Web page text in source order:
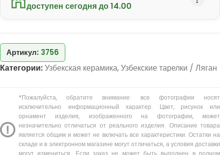
доступен сегодня до 14.00
Артикул: 3756
Категории:Узбекская керамика,Узбекские тарелки / Ляган
*Пожалуйста, обратите внимание: все фотографии носят
исключительно информационный характер. Цвет, рисунок или
орнамент изделия, изображенного на фотографии, может
незначительно отличаться от реального изделия. Описание товара
является общим и может не включать все характеристики. Остатки на
складе и в электронном магазине могут отличаться, а условия доставки
могут измениться. Если заказ не может быть выполнен в полном